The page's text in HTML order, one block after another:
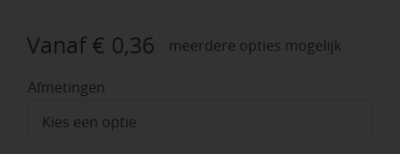
Vanaf € 0,36 meerdere opties mogelijk
Afmetingen